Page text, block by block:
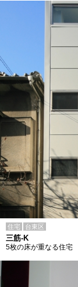
住宅 台東区
三筋-K
5枚の床が重なる住宅